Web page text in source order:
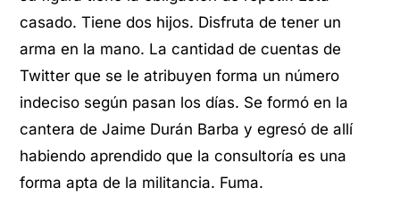
casado. Tiene dos hijos. Disfruta de tener un
arma en la mano. La cantidad de cuentas de
Twitter que se le atribuyen forma un número
indeciso según pasan los días. Se formó en la
cantera de Jaime Durán Barba y egresó de allí
habiendo aprendido que la consultoría es una
forma apta de la militancia. Fuma.